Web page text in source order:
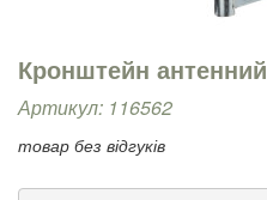
Кронштейн
Артикул: 116562
товар без відгуків